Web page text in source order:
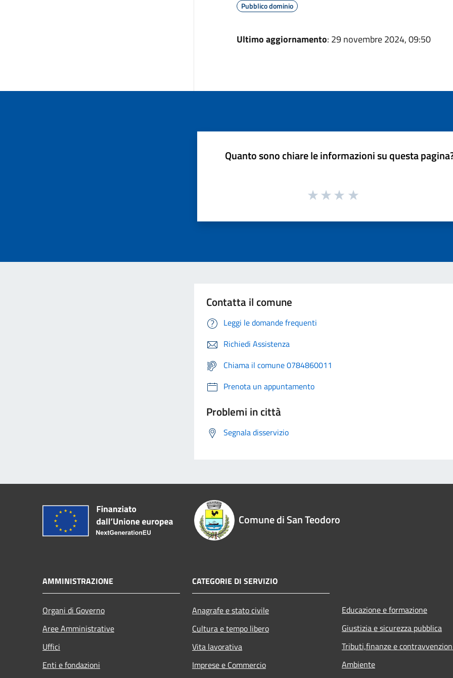
Pubblico dominio
Ultimo aggiornamento: 29 novembre 2024, 09:50
Quanto sono chiare le informazioni su questa
Contatta il comune
Leggi le domande frequenti
Richiedi Assistenza
Chiama il comune 0784860011
Prenota un appuntamento
Problemi in città
Segnala disservizio
Comune di San Teodoro
AMMINISTRAZIONE
Organi di Governo
Aree Amministrative
Uffici
Enti e fondazioni
CATEGORIE DI SERVIZIO
Anagrafe e stato civile
Cultura e tempo libero
Vita lavorativa
Imprese e Commercio
Educazione e formazione
Giustizia e sicurezza pubblica
Tributi,finanze e
Ambiente